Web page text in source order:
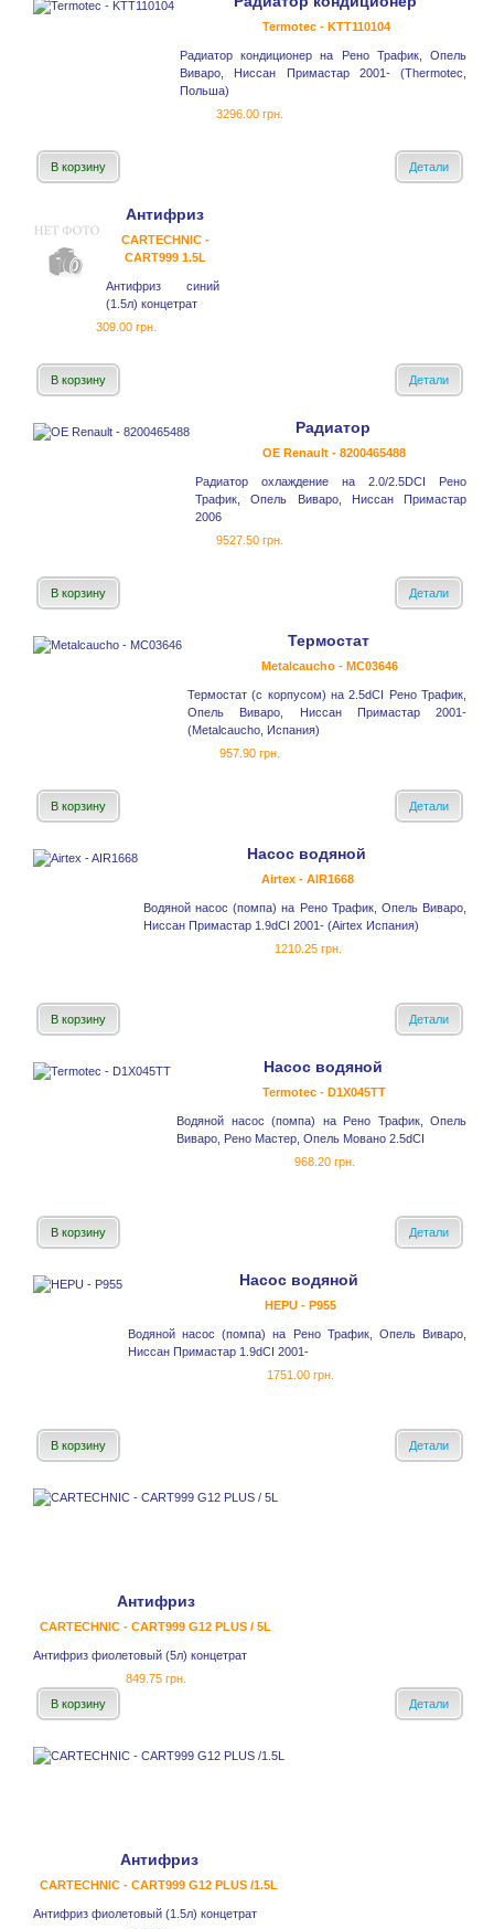
Termotec - KTT110104
Радиатор кондиционер на Рено Трафик, Опель
Виваро, Ниссан Примастар 2001- (Thermotec,
Польша)
3296.00 грн.
В корзину Детали
Антифриз
CARTECHNIC -
CART999 1.5L
Антифриз синий
(1.5л) концетрат
309.00 грн.
В корзину Детали
Радиатор
OE Renault - 8200465488
Радиатор охлаждение на 2.0/2.5DCI Рено
Трафик, Опель Виваро, Ниссан Примастар
2006
9527.50 грн.
В корзину Детали
Термостат
Metalcaucho - MC03646
Термостат (с корпусом) на 2.5dCI Рено Трафик,
Опель Виваро, Ниссан Примастар 2001-
(Metalcaucho, Испания)
957.90 грн.
В корзину Детали
Насос водяной
Airtex - AIR1668
Водяной насос (помпа) на Рено Трафик, Опель Виваро,
Ниссан Примастар 1.9dCI 2001- (Airtex Испания)
1210.25 грн.
В корзину Детали
Насос водяной
Termotec - D1X045TT
Водяной насос (помпа) на Рено Трафик, Опель
Виваро, Рено Мастер, Опель Мовано 2.5dCI
968.20 грн.
В корзину Детали
Насос водяной
HEPU - P955
Водяной насос (помпа) на Рено Трафик, Опель Виваро,
Ниссан Примастар 1.9dCI 2001-
1751.00 грн.
В корзину Детали
Антифриз
CARTECHNIC - CART999 G12 PLUS / 5L
Антифриз фиолетовый (5л) концетрат
849.75 грн.
В корзину
Детали
Антифриз
CARTECHNIC - CART999 G12 PLUS /1.5L
Антифриз фиолетовый (1.5л) концетрат